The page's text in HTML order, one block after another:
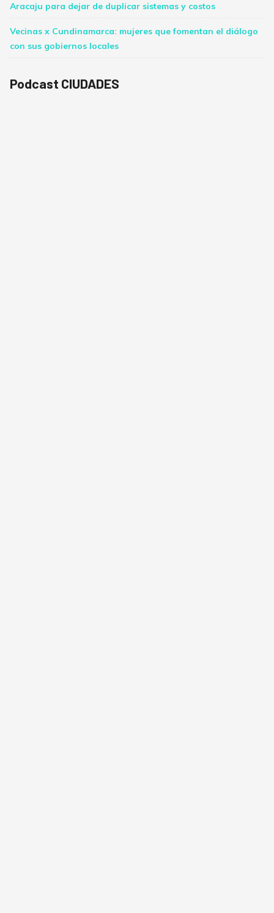
Aracaju para dejar de duplicar sistemas y costos
Vecinas x Cundinamarca: mujeres que fomentan el diálogo
con sus gobiernos locales
Podcast CIUDADES